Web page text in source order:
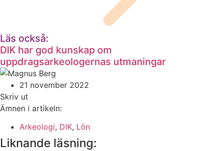
Läs också:
DIK har god kunskap om
uppdragsarkeologernas utmaningar
21 november 2022
Skriv ut
Ämnen i artikeln:
Arkeologi, DIK, Lön
Liknande läsning: